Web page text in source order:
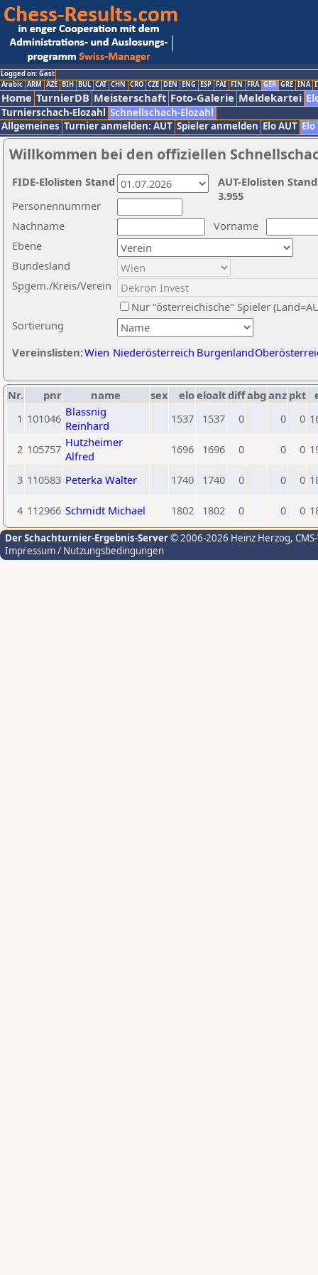
Logged on: Gast
Arabic ARM AZE BIH BUL CAT CHN CRO CZE DEN ENG ESP FAI FIN FRA GER GRE INA
Home TurnierDB Meisterschaft Foto-Galerie Meldekartei
Turnierschach-Elozahl Schnellschach-Elozahl
Allgemeines Turnier anmelden: AUT Spieler anmelden Elo AUT
Willkommen bei den offiziellen
Nachname
Vorname
Ebene
Sortierung
Personennummer
Bundesland
Spgem./Kreis/Verein
Nur "österreichische" Spieler
Vereinslisten:Wien Niederösterreich Burgenland
AUT-Elolisten
3.955
FIDE-Elolisten Stand
Nr. pnr name sex eloeloaltdiffabg anz pkt
1 101046 Blassnig
Reinhard
1537 1537 0 0 0
2 105757 Hutzheimer
Alfred
1696 1696 0 0 0
3 110583 Peterka Walter 1740 1740 0 0 0
4 112966 Schmidt Michael 1802 1802 0 0 0
Der Schachturnier-Ergebnis-Server© 2006-2026 Heinz Herzog,
Impressum / Nutzungsbedingungen